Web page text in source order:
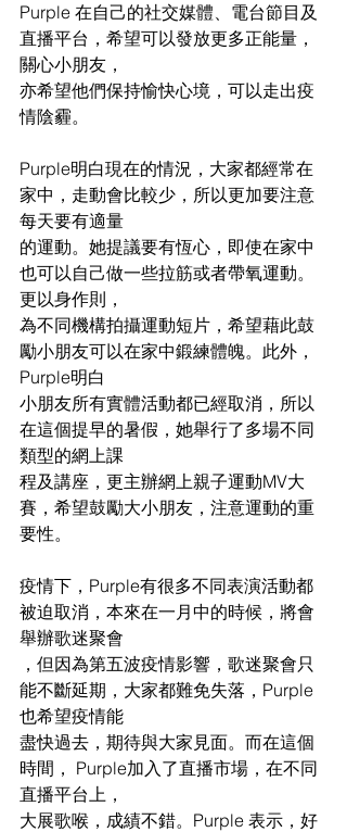
Purple 在自己的社交媒體、電台節目及
直播平台，希望可以發放更多正能量，
關心小朋友，
亦希望他們保持愉快心境，可以走出疫
情陰霾。
Purple明白現在的情況，大家都經常在
家中，走動會比較少，所以更加要注意
每天要有適量
的運動。她提議要有恆心，即使在家中
也可以自己做一些拉筋或者帶氧運動。
更以身作則，
為不同機構拍攝運動短片，希望藉此鼓
勵小朋友可以在家中鍛練體魄。此外，
Purple明白
小朋友所有實體活動都已經取消，所以
在這個提早的暑假，她舉行了多場不同
類型的網上課
程及講座，更主辦網上親子運動MV大
賽，希望鼓勵大小朋友，注意運動的重
要性。
疫情下，Purple有很多不同表演活動都
被迫取消，本來在一月中的時候，將會
舉辦歌迷聚會
，但因為第五波疫情影響，歌迷聚會只
能不斷延期，大家都難免失落，Purple
也希望疫情能
盡快過去，期待與大家見面。而在這個
時間， Purple加入了直播市場，在不同
直播平台上，
大展歌喉，成績不錯。Purple 表示，好